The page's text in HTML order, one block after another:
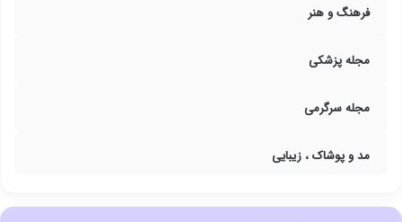
فرهنگ و هنر
مجله پزشکی
مجله سرگرمی
مد و پوشاک ، زیبایی